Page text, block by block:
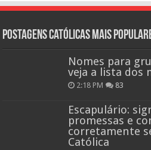
Postagens católicas mais
Nomes para
veja a lista dos
2:18 PM 83
Escapulário:
promessas e
corretamente
Católica